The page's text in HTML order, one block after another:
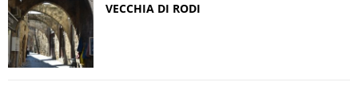
VECCHIA DI RODI